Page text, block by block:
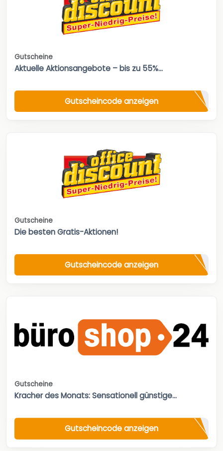
Gutscheine
Aktuelle Aktionsangebote – bis zu 55%...
Gutscheincode anzeigen
Gutscheine
Die besten Gratis-Aktionen!
Gutscheincode anzeigen
Gutscheine
Kracher des Monats: Sensationell günstige...
Gutscheincode anzeigen